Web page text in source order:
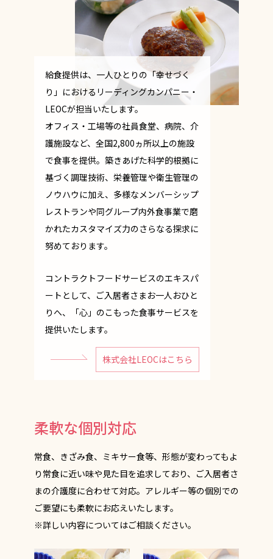
給食提供は、一人ひとりの「幸せづく
り」におけるリーディングカンパニー・
LEOCが担当いたします。
オフィス・工場等の社員食堂、病院、介
護施設など、全国2,800ヵ所以上の施設
で食事を提供。築きあげた科学的根拠に
基づく調理技術、栄養管理や衛生管理の
ノウハウに加え、多様なメンバーシップ
レストランや同グループ内外食事業で磨
かれたカスタマイズ力のさらなる探求に
努めております。
コントラクトフードサービスのエキスパ
ートとして、ご入居者さまお一人おひと
りへ、「心」のこもった食事サービスを
提供いたします。
株式会社LEOCはこちら
柔軟な個別対応
常食、きざみ食、ミキサー食等、形態が変わってもよ
り常食に近い味や見た目を追求しており、ご入居者さ
まの介護度に合わせて対応。アレルギー等の個別での
ご要望にも柔軟にお応えいたします。
※詳しい内容についてはご相談ください。